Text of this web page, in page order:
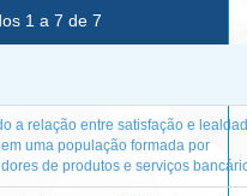
1 a 7 de 7
a relação entre satisfação e
uma população formada por
de produtos e serviços